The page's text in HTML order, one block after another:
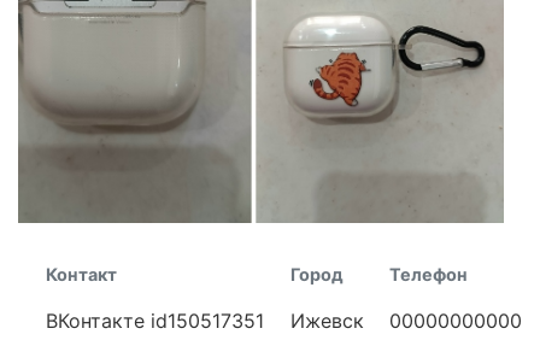
Контакт
ВКонтакте id150517351
Город
Ижевск
Телефон
00000000000